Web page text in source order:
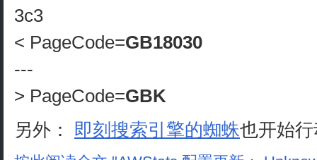
3c3
< PageCode=GB18030
---
> PageCode=GBK
另外： 即刻搜索引擎的蜘蛛也开始